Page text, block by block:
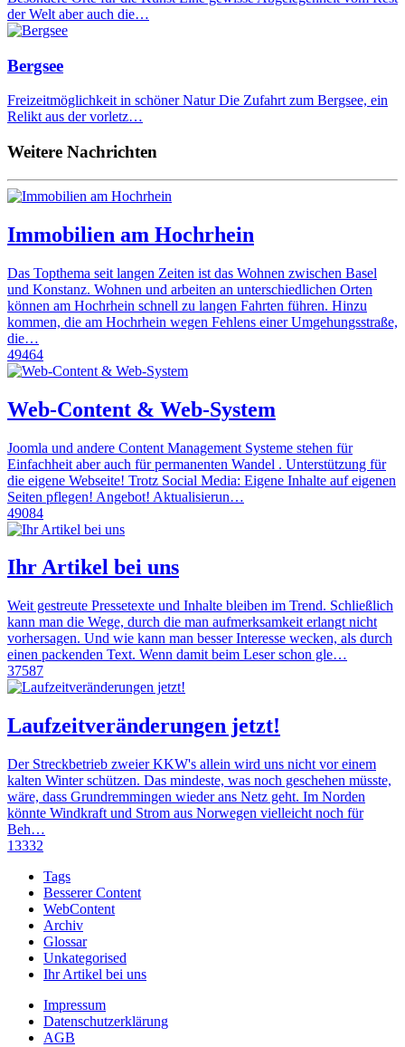
der Welt aber auch die…
Bergsee
Freizeitmöglichkeit in schöner Natur Die Zufahrt zum Bergsee, ein
Relikt aus der vorletz…
Weitere Nachrichten
Immobilien am Hochrhein
Das Topthema seit langen Zeiten ist das Wohnen zwischen Basel
und Konstanz. Wohnen und arbeiten an unterschiedlichen Orten
können am Hochrhein schnell zu langen Fahrten führen. Hinzu
kommen, die am Hochrhein wegen Fehlens einer Umgehungsstraße,
die…
49464
Web-Content & Web-System
Joomla und andere Content Management Systeme stehen für
Einfachheit aber auch für permanenten Wandel . Unterstützung für
die eigene Webseite! Trotz Social Media: Eigene Inhalte auf eigenen
Seiten pflegen! Angebot! Aktualisierun…
49084
Ihr Artikel bei uns
Weit gestreute Pressetexte und Inhalte bleiben im Trend. Schließlich
kann man die Wege, durch die man aufmerksamkeit erlangt nicht
vorhersagen. Und wie kann man besser Interesse wecken, als durch
einen packenden Text. Wenn damit beim Leser schon gle…
37587
Laufzeitveränderungen jetzt!
Der Streckbetrieb zweier KKW's allein wird uns nicht vor einem
kalten Winter schützen. Das mindeste, was noch geschehen müsste,
wäre, dass Grundremmingen wieder ans Netz geht. Im Norden
könnte Windkraft und Strom aus Norwegen vielleicht noch für
Beh…
13332
Tags
Besserer Content
WebContent
Archiv
Glossar
Unkategorised
Ihr Artikel bei uns
Impressum
Datenschutzerklärung
AGB